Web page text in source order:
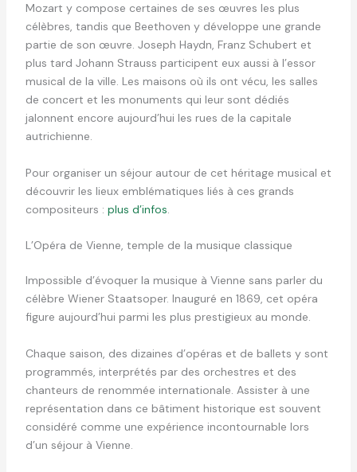
Mozart y compose certaines de ses œuvres les plus
célèbres, tandis que Beethoven y développe une grande
partie de son œuvre. Joseph Haydn, Franz Schubert et
plus tard Johann Strauss participent eux aussi à l’essor
musical de la ville. Les maisons où ils ont vécu, les salles
de concert et les monuments qui leur sont dédiés
jalonnent encore aujourd’hui les rues de la capitale
autrichienne.
Pour organiser un séjour autour de cet héritage musical et
découvrir les lieux emblématiques liés à ces grands
compositeurs : plus d’infos.
L’Opéra de Vienne, temple de la musique classique
Impossible d’évoquer la musique à Vienne sans parler du
célèbre Wiener Staatsoper. Inauguré en 1869, cet opéra
figure aujourd’hui parmi les plus prestigieux au monde.
Chaque saison, des dizaines d’opéras et de ballets y sont
programmés, interprétés par des orchestres et des
chanteurs de renommée internationale. Assister à une
représentation dans ce bâtiment historique est souvent
considéré comme une expérience incontournable lors
d’un séjour à Vienne.